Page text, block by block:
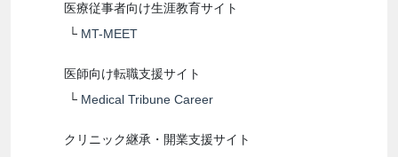
医療従事者向け生涯教育サイト
└ MT-MEET
医師向け転職支援サイト
└ Medical Tribune Career
クリニック継承・開業支援サイト